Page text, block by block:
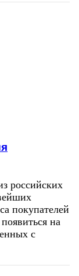
российских
покупателей
на
с